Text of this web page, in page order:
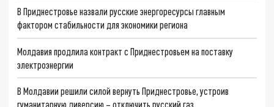
В Приднестровье назвали русские энергоресурсы главным
фактором стабильности для экономики региона
Молдавия продлила контракт с Приднестровьем на поставку
электроэнергии
В Молдавии решили силой вернуть Приднестровье, устроив
гуманитарную диверсию – отключить русский газ